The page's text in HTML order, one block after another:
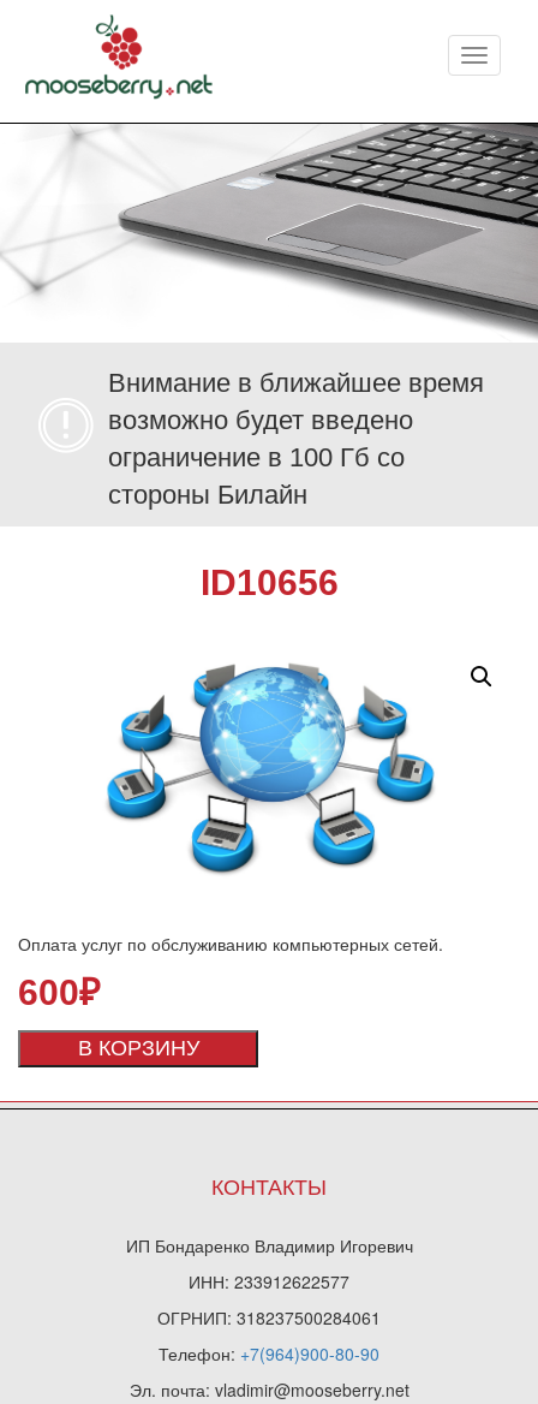
Меню
Внимание в ближайшее время
возможно будет введено
ограничение в 100 Гб со
стороны Билайн
ID10656
Оплата услуг по обслуживанию компьютерных сетей.
600₽
В КОРЗИНУ
КОНТАКТЫ
ИП Бондаренко Владимир Игоревич
ИНН: 233912622577
ОГРНИП: 318237500284061
Телефон: +7(964)900-80-90
Эл. почта: vladimir@mooseberry.net